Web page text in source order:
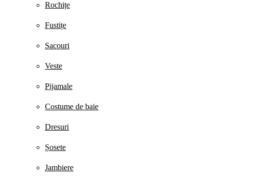
Rochițe
Fustițe
Sacouri
Veste
Pijamale
Costume de baie
Dresuri
Șosete
Jambiere